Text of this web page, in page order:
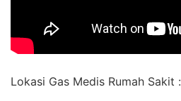
Lokasi Gas Medis Rumah Sakit :